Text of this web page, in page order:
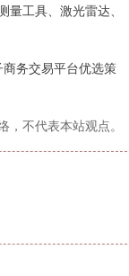
工具、激光雷达、
务交易平台优选策
，不代表本站观点。